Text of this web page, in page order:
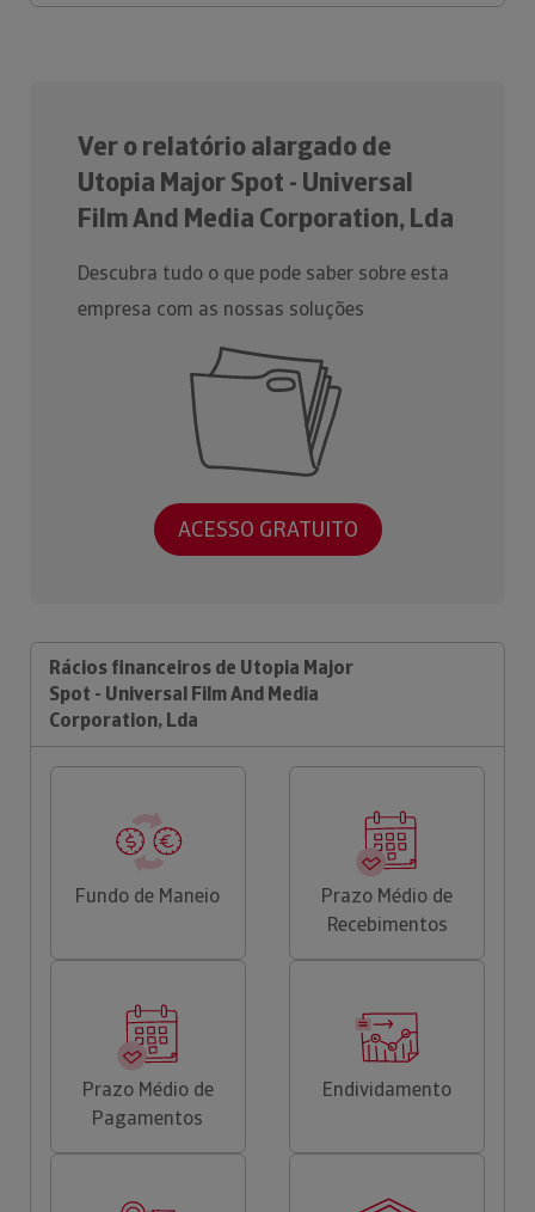
Ver o relatório alargado de
Utopia Major Spot - Universal
Film And Media Corporation, Lda
Descubra tudo o que pode saber sobre esta
empresa com as nossas soluções
ACESSO GRATUITO
Rácios financeiros de Utopia Major
Spot - Universal Film And Media
Corporation, Lda
Fundo de Maneio
Prazo Médio de
Recebimentos
Prazo Médio de
Pagamentos
Endividamento